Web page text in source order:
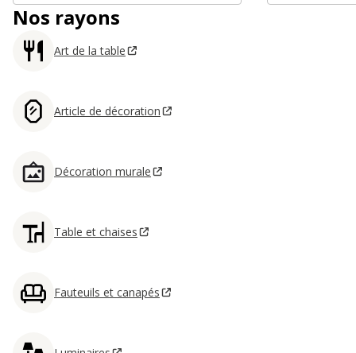
Nos rayons
Art de la table
Article de décoration
Décoration murale
Table et chaises
Fauteuils et canapés